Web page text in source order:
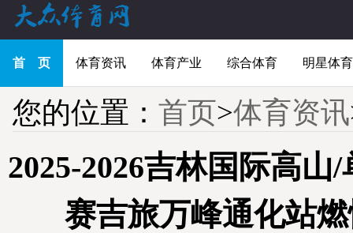
首 页 体育资讯 体育产业 综合体育 明星体育
您的位置： 首页>体育资讯
2025-2026吉林国际高山
赛吉旅万峰通化站